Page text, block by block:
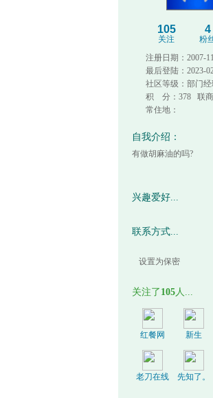
105
关注
4
粉
注册日期：2007-
最后登陆：2023-
社区等级：部门经
积 分：378 联商
常住地：
自我介绍：
有做胡麻油的吗?
兴趣爱好...
联系方式...
设置为保密
关注了 105人...
红餐网 新生
老刀在线 先知了。